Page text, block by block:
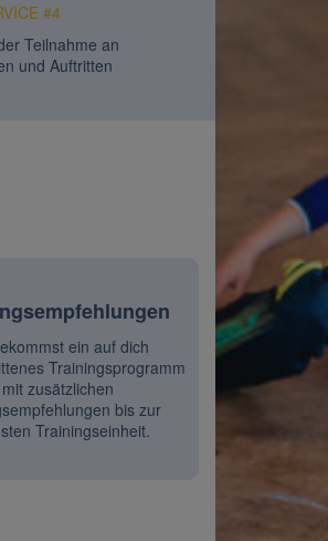
#4
Teilnahme an
und Auftritten
ein auf dich
Trainingsprogramm
mit zusätzlichen
bis zur
Trainingseinheit.